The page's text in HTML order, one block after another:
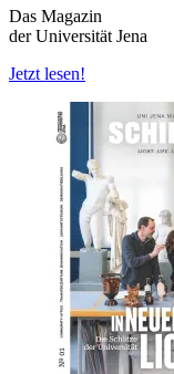
Das Magazin
der Universität Jena
Jetzt lesen!